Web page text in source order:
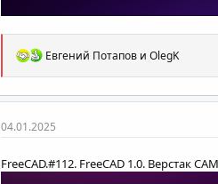
Р
а
к
и
Евгений Потапов и OlegK
04.01.2025
FreeCAD.#112. FreeCAD 1.0. Верстак